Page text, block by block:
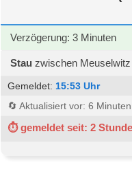
Verzögerung: 3 Minuten
Stau zwischen
Gemeldet: 15:53 Uhr
🔄 Aktualisiert vor: 6 Minuten
⏱ gemeldet seit: 2